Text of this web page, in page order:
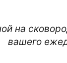
на
вашего